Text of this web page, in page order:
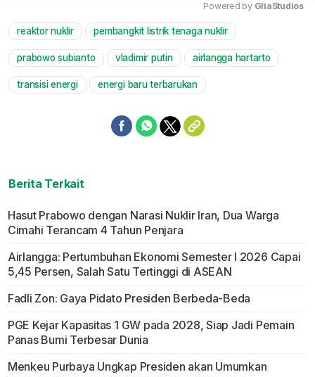
Powered by GliaStudios
reaktor nuklir pembangkit listrik tenaga nuklir
prabowo subianto vladimir putin airlangga hartarto
transisi energi energi baru terbarukan
Berita Terkait
Hasut Prabowo dengan Narasi Nuklir Iran, Dua Warga
Cimahi Terancam 4 Tahun Penjara
Airlangga: Pertumbuhan Ekonomi Semester I 2026 Capai
5,45 Persen, Salah Satu Tertinggi di ASEAN
Fadli Zon: Gaya Pidato Presiden Berbeda-Beda
PGE Kejar Kapasitas 1 GW pada 2028, Siap Jadi Pemain
Panas Bumi Terbesar Dunia
Menkeu Purbaya Ungkap Presiden akan Umumkan